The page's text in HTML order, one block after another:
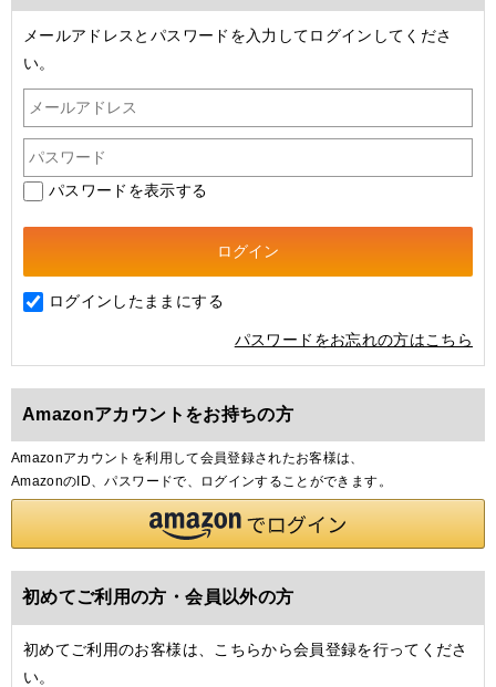
メールアドレスとパスワードを入力してログインしてくださ
い。
パスワードを表示する
ログインしたままにする
パスワードをお忘れの方はこちら
Amazonアカウントをお持ちの方
Amazonアカウントを利用して会員登録されたお客様は、
AmazonのID、パスワードで、ログインすることができます。
初めてご利用の方・会員以外の方
初めてご利用のお客様は、こちらから会員登録を行ってくださ
い。